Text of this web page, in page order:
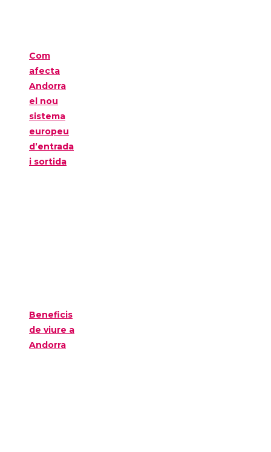
Com
afecta
Andorra
el nou
sistema
europeu
d’entrada
i sortida
Beneficis
de viure a
Andorra